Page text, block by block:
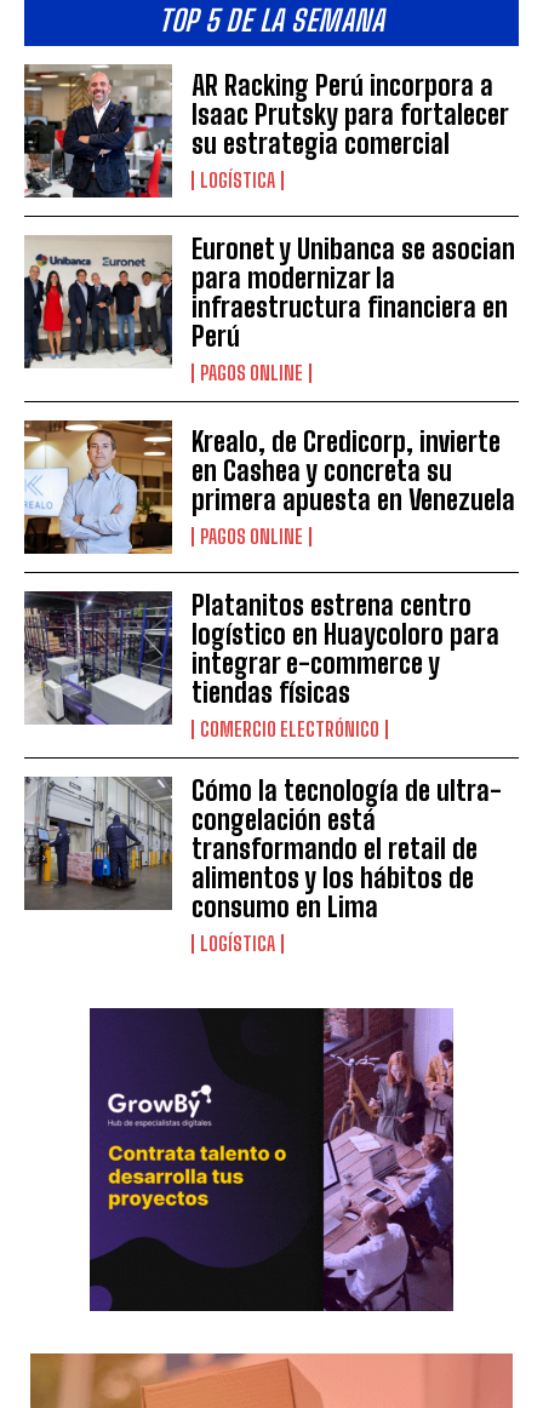
TOP 5 DE LA SEMANA
AR Racking Perú incorpora a
Isaac Prutsky para fortalecer
su estrategia comercial
LOGÍSTICA
Euronet y Unibanca se asocian
para modernizar la
infraestructura financiera en
Perú
PAGOS ONLINE
Krealo, de Credicorp, invierte
en Cashea y concreta su
primera apuesta en Venezuela
PAGOS ONLINE
Platanitos estrena centro
logístico en Huaycoloro para
integrar e-commerce y
tiendas físicas
COMERCIO ELECTRÓNICO
Cómo la tecnología de ultra-
congelación está
transformando el retail de
alimentos y los hábitos de
consumo en Lima
LOGÍSTICA